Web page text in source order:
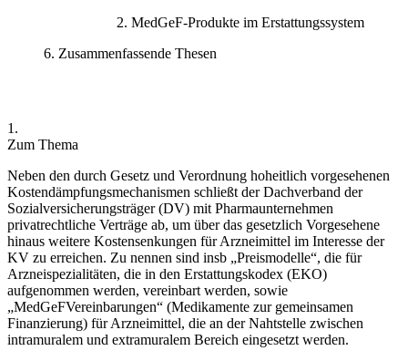
MedGeF-Produkte im Erstattungssystem
Zusammenfassende Thesen
1.
Zum Thema
Neben den durch Gesetz und Verordnung hoheitlich vorgesehenen
Kostendämpfungsmechanismen schließt der Dachverband der
Sozialversicherungsträger (DV) mit Pharmaunternehmen
privatrechtliche Verträge ab, um über das gesetzlich Vorgesehene
hinaus weitere Kostensenkungen für Arzneimittel im Interesse der
KV zu erreichen. Zu nennen sind insb „Preismodelle“, die für
Arzneispezialitäten, die in den Erstattungskodex (EKO)
aufgenommen werden, vereinbart werden, sowie
„MedGeFVereinbarungen“ (Medikamente zur gemeinsamen
Finanzierung) für Arzneimittel, die an der Nahtstelle zwischen
intramuralem und extramuralem Bereich eingesetzt werden.